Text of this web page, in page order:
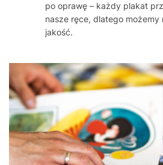
po oprawę – każdy plakat
nasze ręce, dlatego
jakość.